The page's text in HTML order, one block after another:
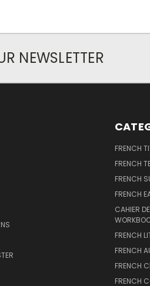
NEWSLETTER
FRENCH
FRENCH
FRENCH
FRENCH
CAHIER
FRENCH
FRENCH
FRENCH
FRENCH